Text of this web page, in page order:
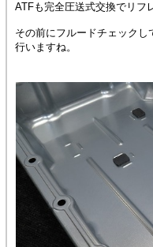
ATFも完全圧送式交換でリフ
その前にフルードチェック
行いますね。